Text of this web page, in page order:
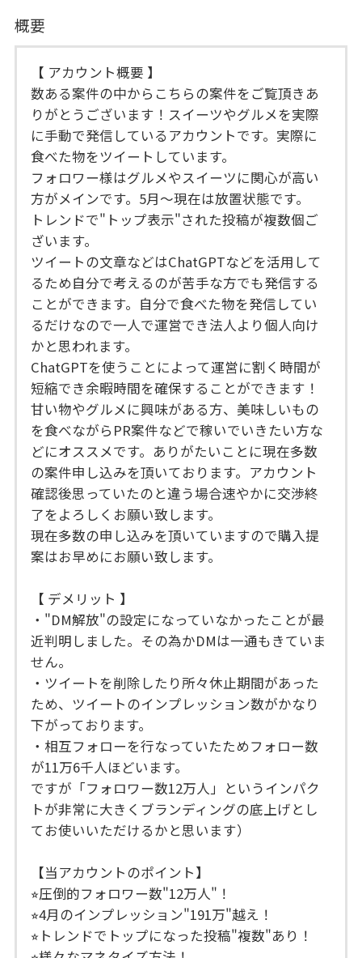
概要
【 アカウント概要 】
数ある案件の中からこちらの案件をご覧頂きあ
りがとうございます！スイーツやグルメを実際
に手動で発信しているアカウントです。実際に
食べた物をツイートしています。
フォロワー様はグルメやスイーツに関心が高い
方がメインです。5月〜現在は放置状態です。
トレンドで"トップ表示"された投稿が複数個ご
ざいます。
ツイートの文章などはChatGPTなどを活用して
るため自分で考えるのが苦手な方でも発信する
ことができます。自分で食べた物を発信してい
るだけなので一人で運営でき法人より個人向け
かと思われます。
ChatGPTを使うことによって運営に割く時間が
短縮でき余暇時間を確保することができます！
甘い物やグルメに興味がある方、美味しいもの
を食べながらPR案件などで稼いでいきたい方な
どにオススメです。ありがたいことに現在多数
の案件申し込みを頂いております。アカウント
確認後思っていたのと違う場合速やかに交渉終
了をよろしくお願い致します。
現在多数の申し込みを頂いていますので購入提
案はお早めにお願い致します。
【 デメリット 】
・"DM解放"の設定になっていなかったことが最
近判明しました。その為かDMは一通もきていま
せん。
・ツイートを削除したり所々休止期間があった
ため、ツイートのインプレッション数がかなり
下がっております。
・相互フォローを行なっていたためフォロー数
が11万6千人ほどいます。
ですが「フォロワー数12万人」というインパク
トが非常に大きくブランディングの底上げとし
てお使いいただけるかと思います）
【当アカウントのポイント】
⭐︎圧倒的フォロワー数"12万人"！
⭐︎4月のインプレッション"191万"越え！
⭐︎トレンドでトップになった投稿"複数"あり！